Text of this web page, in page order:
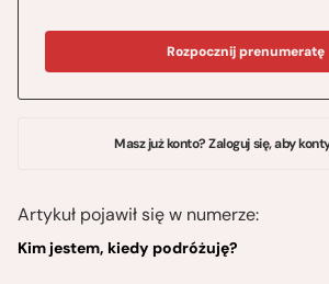
Rozpocznij prenumeratę
Masz już konto? Zaloguj się, aby
Artykuł pojawił się w numerze:
Kim jestem, kiedy podróżuję?